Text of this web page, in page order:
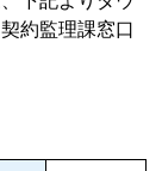
約監理課窓口